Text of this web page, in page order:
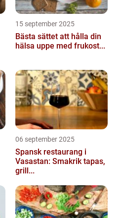
15 september 2025
Bästa sättet att hålla din
hälsa uppe med frukost...
06 september 2025
Spansk restaurang i
Vasastan: Smakrik tapas,
grill...